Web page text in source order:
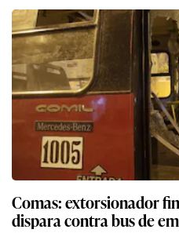
Comas: extorsionador
dispara contra bus de